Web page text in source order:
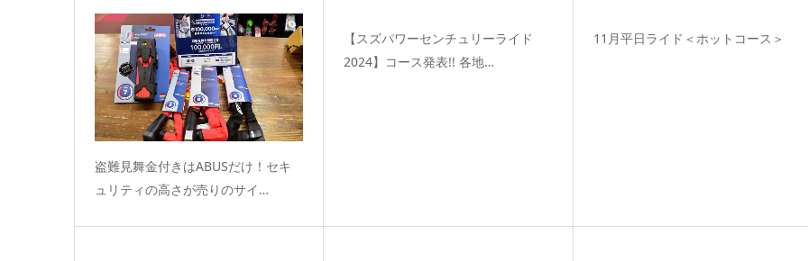
盗難見舞金付きはABUSだけ！セキ
ュリティの高さが売りのサイ…
【スズパワーセンチュリーライド
2024】コース発表!! 各地…
11月平日ライド＜ホットコース＞